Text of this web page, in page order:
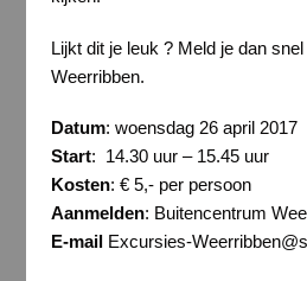
Lijkt dit je leuk ? Meld je dan
Weerribben.
Datum: woensdag 26 april 2017
Start: 14.30 uur – 15.45 uur
Kosten: € 5,- per persoon
Aanmelden: Buitencentrum
E-mailExcursies-